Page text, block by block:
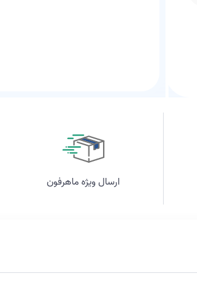
ارسال ویژه ماهرفون